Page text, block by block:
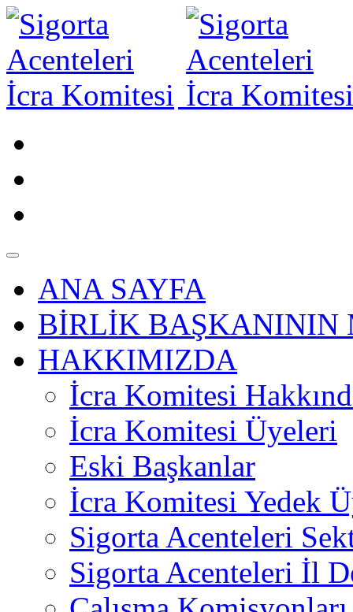
ANA SAYFA
BİRLİK BAŞKANININ
HAKKIMIZDA
İcra Komitesi
İcra Komitesi Üyeleri
Eski Başkanlar
İcra Komitesi Yedek
Sigorta Acenteleri
Sigorta Acenteleri İl